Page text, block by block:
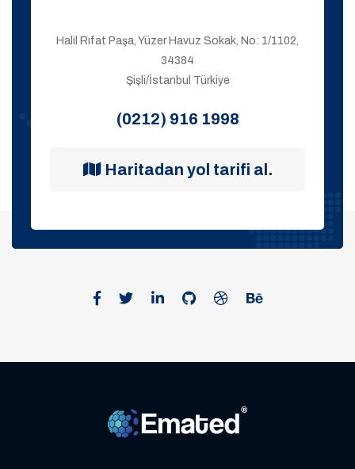
Halil Rıfat Paşa, Yüzer Havuz Sokak, No: 1/1102,
34384
Şişli/İstanbul Türkiye
(0212) 916 1998
Haritadan yol tarifi al.